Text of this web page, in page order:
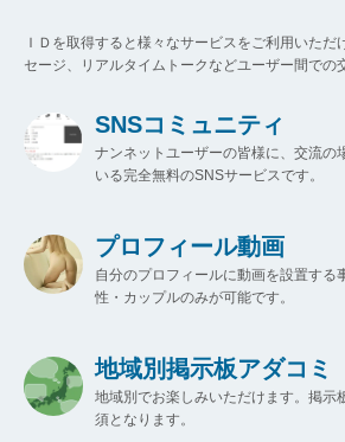
ＩＤを取得すると様々なサービスをご利用いただ
セージ、リアルタイムトークなどユーザー間での
SNSコミュニティ
ナンネットユーザーの皆様に、交流の
いる完全無料のSNSサービスです。
プロフィール動画
自分のプロフィールに動画を設置す
性・カップルのみが可能です。
地域別掲示板アダコミ
地域別でお楽しみいただけます。掲示
須となります。